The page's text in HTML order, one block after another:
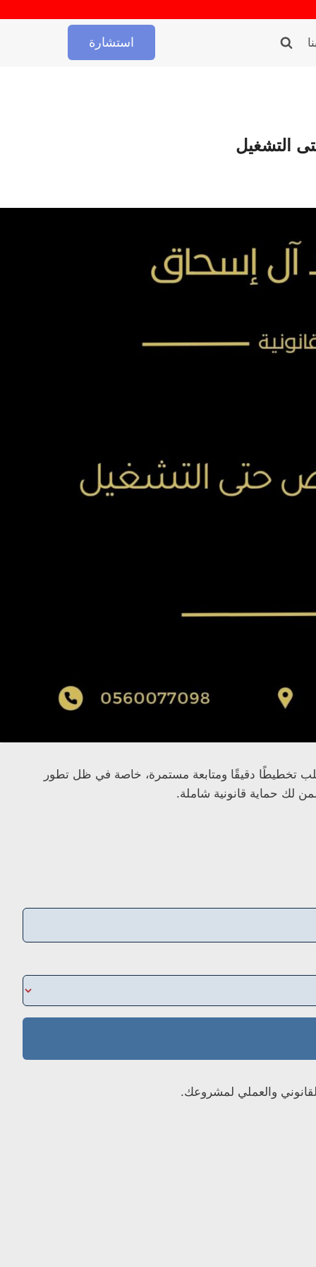
استشارة
التشغيل
تخطيطًا دقيقًا ومتابعة مستمرة، خاصة في ظل تطور
لك حماية قانونية شاملة.
والعملي لمشروعك.